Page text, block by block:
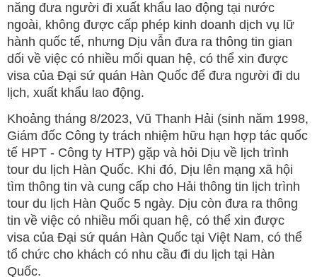
năng đưa người đi xuất khẩu lao động tại nước
ngoài, không được cấp phép kinh doanh dịch vụ lữ
hành quốc tế, nhưng Dịu vẫn đưa ra thông tin gian
dối về việc có nhiều mối quan hệ, có thể xin được
visa của Đại sứ quán Hàn Quốc để đưa người đi du
lịch, xuất khẩu lao động.
Khoảng tháng 8/2023, Vũ Thanh Hải (sinh năm 1998,
Giám đốc Công ty trách nhiệm hữu hạn hợp tác quốc
tế HPT - Công ty HTP) gặp và hỏi Dịu về lịch trình
tour du lịch Hàn Quốc. Khi đó, Dịu lên mạng xã hội
tìm thông tin và cung cấp cho Hải thông tin lịch trình
tour du lịch Hàn Quốc 5 ngày. Dịu còn đưa ra thông
tin về việc có nhiều mối quan hệ, có thể xin được
visa của Đại sứ quán Hàn Quốc tại Việt Nam, có thể
tổ chức cho khách có nhu cầu đi du lịch tại Hàn
Quốc.